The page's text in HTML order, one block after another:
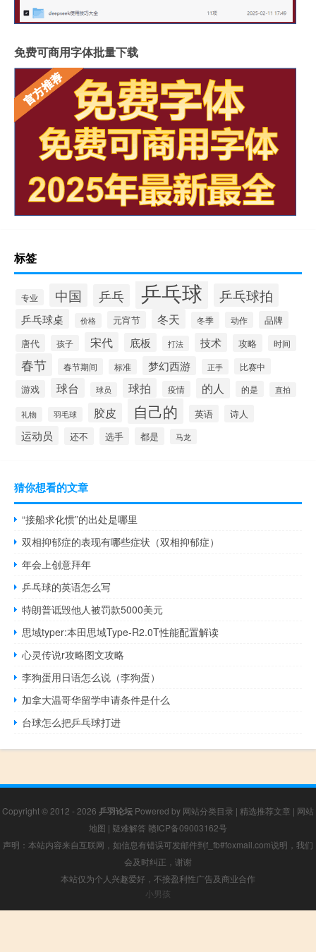
免费可商用字体批量下载
标签
专业 中国 乒乓 乒乓球 乒乓球拍
乒乓球桌 价格 元宵节 冬天 冬季 动作
品牌
唐代
孩子 宋代 底板 打法 技术 攻略 时间
春节 春节期间 标准 梦幻西游 正手 比赛中
游戏 球台 球员 球拍 疫情 的人 的是 直拍
礼物 羽毛球 胶皮 自己的 英语 诗人
运动员 还不 选手 都是 马龙
猜你想看的文章
“接船求化惯”的出处是哪里
双相抑郁症的表现有哪些症状（双相抑郁症）
年会上创意拜年
乒乓球的英语怎么写
特朗普诋毁他人被罚款5000美元
思域typer:本田思域Type-R2.0T性能配置解读
心灵传说r攻略图文攻略
李狗蛋用日语怎么说（李狗蛋）
加拿大温哥华留学申请条件是什么
台球怎么把乒乓球打进
Copyright © 2012 - 2026 乒羽论坛 Powered by 网站分类目录 | 精选推荐文章 | 网站
地图 | 疑难解答 赣ICP备09003162号
声明：本站内容来自互联网，如信息有错误可发邮件到f_fb#foxmail.com说明，我们
会及时纠正，谢谢
本站仅为个人兴趣爱好，不接盈利性广告及商业合作
小男孩